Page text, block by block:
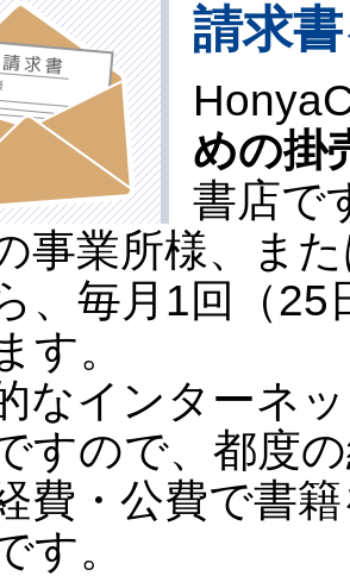
請求
めの掛
書店で
事業所様、ま
、毎月1回（25
す。
なインターネ
すので、都度
費・公費で書
す。